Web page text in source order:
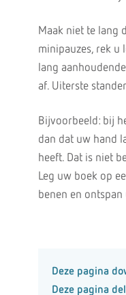
Maak niet te lang
minipauzes, rek u
lang
af. Uiterste
Bijvoorbeeld: bij
dan dat uw hand
heeft. Dat is niet
Leg uw boek op
benen en ontspan
Deze pagina
Deze pagina